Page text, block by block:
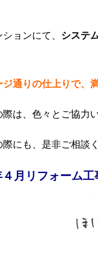
ョンにて、 システ
ジ通りの仕上りで、
際は、色々とご協力
際にも、是非ご相談
４月リフォーム工